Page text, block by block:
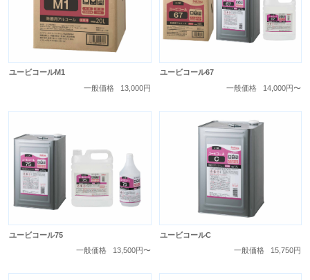
ユービコールM1
一般価格
13,000円
ユービコール67
一般価格
14,000円〜
ユービコール75
一般価格
13,500円〜
ユービコールC
一般価格
15,750円